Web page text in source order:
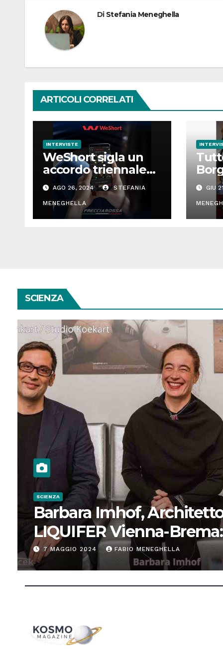
Di Stefania Meneghella
ARTICOLI CORRELATI
INTERVISTE
WeShort sigla un
accordo triennale
con Frecciarossa
AGO 26, 2024 STEFANIA
MENEGHELLA
GIU
SCIENZA
SCIENZA
Barbara Imhof,
LIQUIFER Vienna-Brema:
“Progettiamo habitat per
7 MAGGIO 2024 FABIO MENEGHELLA